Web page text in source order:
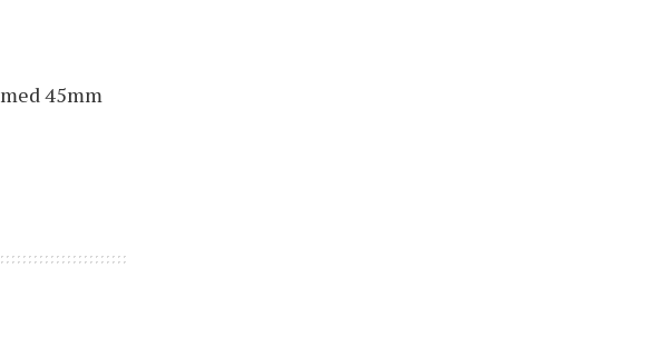
45mm